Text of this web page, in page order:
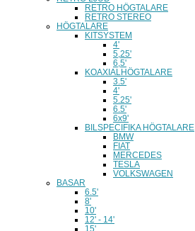
RETRO HÖGTALARE
RETRO STEREO
HÖGTALARE
KITSYSTEM
4'
5,25'
6,5'
KOAXIALHÖGTALARE
3.5'
4'
5.25'
6.5'
6x9'
BILSPECIFIKA HÖGTALARE
BMW
FIAT
MERCEDES
TESLA
VOLKSWAGEN
BASAR
6.5'
8'
10'
12' - 14'
15'